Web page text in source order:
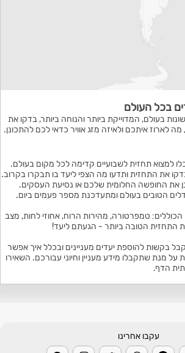
בכל העולם
בעולם, המדוייקת ביותר והנוחה ביותר, בדקו את
לארוז איתכם ולאיזה מזג אוויר כדאי לכם להתכונן.
למצוא תחזית לשבועיים קדימה לכל מקום בעולם.
את התחזית ותדעו מה הצפי ליעד בו תבקרו בקרוב.
את החופשה החלומית שלכם או נסיעת העסקים.
הטובים בעולם ומתעדכנת מספר פעמים ביום.
הכוללים: טמפרטורה, מהירות הרוח, אחוזי לחות, מצב
התחזית הטובה ביותר - הגעתם ליעד!
בקשות להוספת יעדים מעניינים ובכלל איך אפשר
מנת שתקבלו מידע מעניין וחיוני עבורכם. השאירו
הדף.
עקבו אחרינו